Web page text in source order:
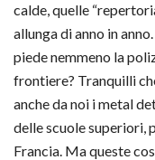
calde, quelle
allunga di anno in
piede nemmeno la
frontiere? Tranquilli
anche da noi i metal
delle scuole superiori,
Francia. Ma queste